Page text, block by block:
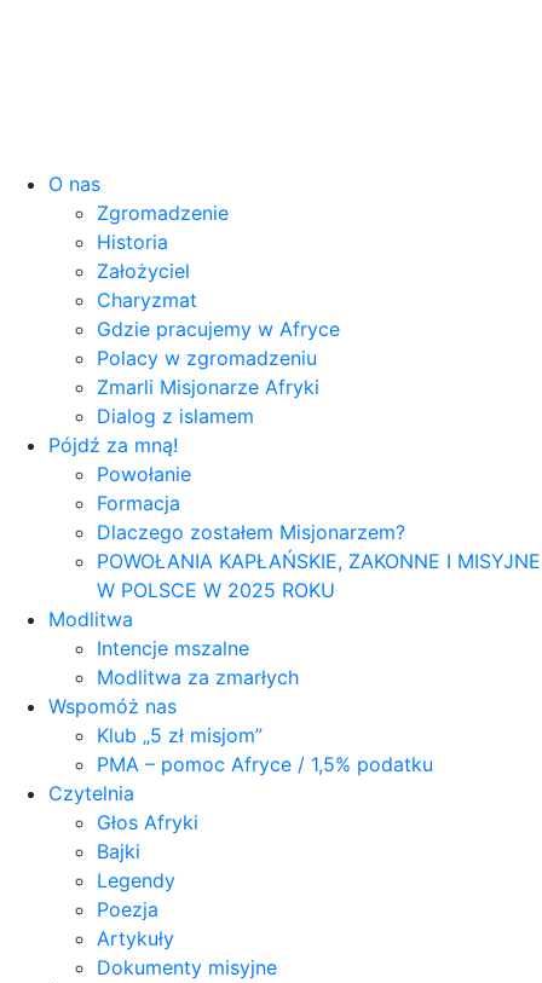
O nas
Zgromadzenie
Historia
Założyciel
Charyzmat
Gdzie pracujemy w Afryce
Polacy w zgromadzeniu
Zmarli Misjonarze Afryki
Dialog z islamem
Pójdź za mną!
Powołanie
Formacja
Dlaczego zostałem Misjonarzem?
POWOŁANIA KAPŁAŃSKIE, ZAKONNE I MISYJNE
W POLSCE W 2025 ROKU
Modlitwa
Intencje mszalne
Modlitwa za zmarłych
Wspomóż nas
Klub „5 zł misjom”
PMA – pomoc Afryce / 1,5% podatku
Czytelnia
Głos Afryki
Bajki
Legendy
Poezja
Artykuły
Dokumenty misyjne